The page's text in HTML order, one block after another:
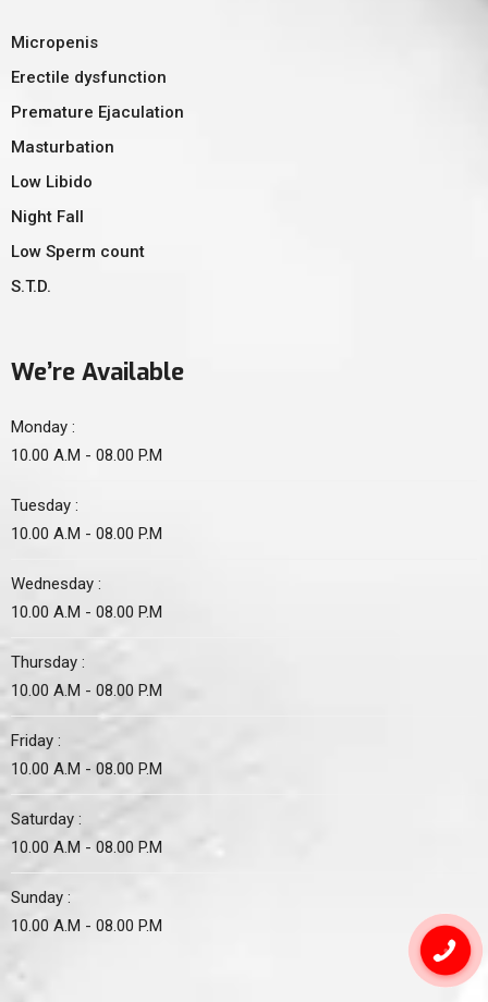
Micropenis
Erectile dysfunction
Premature Ejaculation
Masturbation
Low Libido
Night Fall
Low Sperm count
S.T.D.
We’re Available
Monday :
10.00 A.M - 08.00 P.M
Tuesday :
10.00 A.M - 08.00 P.M
Wednesday :
10.00 A.M - 08.00 P.M
Thursday :
10.00 A.M - 08.00 P.M
Friday :
10.00 A.M - 08.00 P.M
Saturday :
10.00 A.M - 08.00 P.M
Sunday :
10.00 A.M - 08.00 P.M